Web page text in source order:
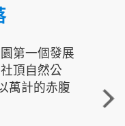
第一個發展
頂自然公
萬計的赤腹
重
走進